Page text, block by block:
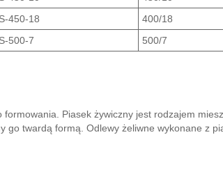
450-18 400/18
500-7 500/7
Piasek żywiczny jest rodzajem
go twardą formą. Odlewy żeliwne wykonane z